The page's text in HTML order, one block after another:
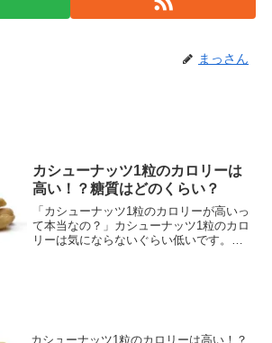
まっさん
カシューナッツ1粒のカロリーは
高い！？糖質はどのくらい？
「カシューナッツ1粒のカロリーが高いっ
て本当なの？」カシューナッツ1粒のカロ
リーは気にならないぐらい低いです。で
カシューナッツ1粒のカロリーは高い！？